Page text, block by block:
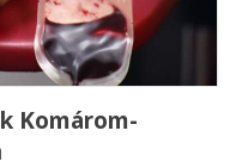
Komárom-